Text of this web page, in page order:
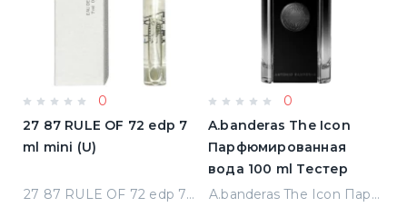
0
27 87 RULE OF 72 edp 7
ml mini (U)
27 87 RULE OF 72 edp 7 ml mini (U)
0
A.banderas The Icon
Парфюмированная
вода 100 ml Тестер
A.banderas The Icon Парфюмированная вода 100 ml Тестер